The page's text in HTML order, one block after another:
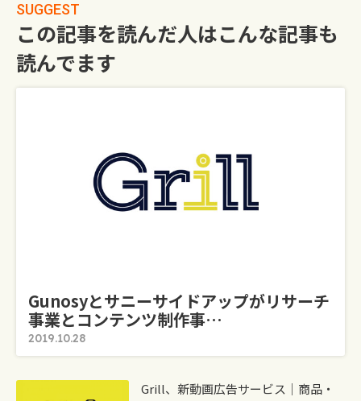
SUGGEST
この記事を読んだ人はこんな記事も
読んでます
Gunosyとサニーサイドアップがリサーチ
事業とコンテンツ制作事…
2019.10.28
Grill、新動画広告サービス｜商品・